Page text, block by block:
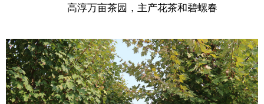
高淳万亩茶园，主产花茶和碧螺春